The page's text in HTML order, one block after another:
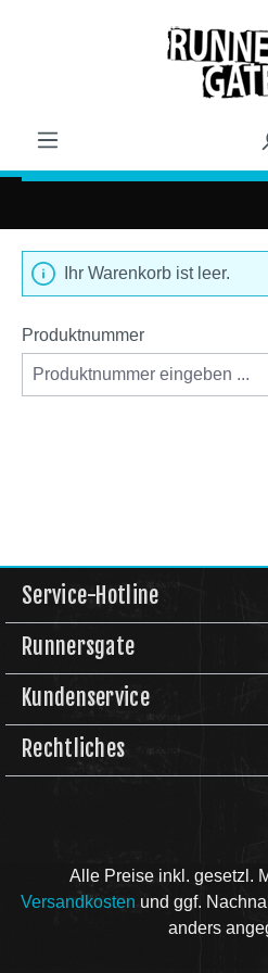
Zum Hauptinhalt springen
Ihr Warenkorb ist leer.
Produktnummer
Service-Hotline
Runnersgate
Kundenservice
Rechtliches
Alle Preise inkl. gesetzl.
Versandkosten und ggf.
anders